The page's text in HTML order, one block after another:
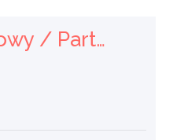
Partner Biznesowy / Partnerka Biznesowa – agencja marketingu online